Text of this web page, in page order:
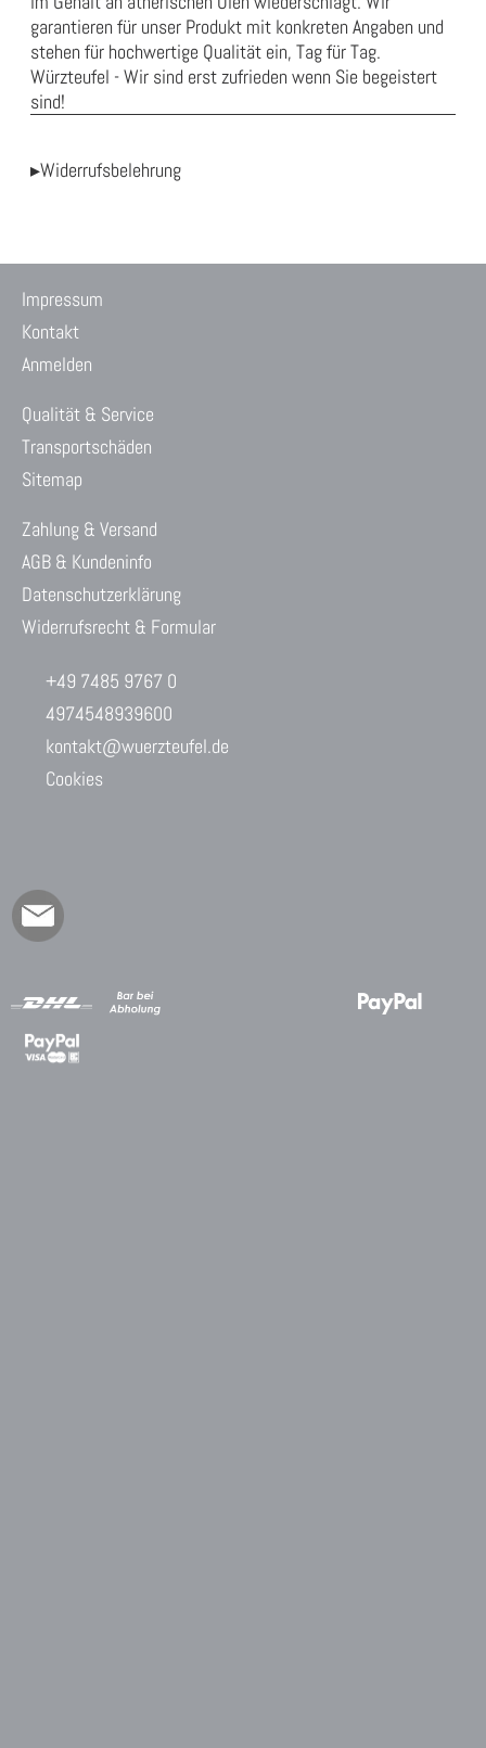
garantieren für unser Produkt mit konkreten Angaben und
stehen für hochwertige Qualität ein, Tag für Tag.
Würzteufel - Wir sind erst zufrieden wenn Sie begeistert
sind!
▸Widerrufsbelehrung
Impressum
Kontakt
Anmelden
Qualität & Service
Transportschäden
Sitemap
Zahlung & Versand
AGB & Kundeninfo
Datenschutzerklärung
Widerrufsrecht & Formular
+49 7485 9767 0
4974548939600
kontakt@wuerzteufel.de
Cookies